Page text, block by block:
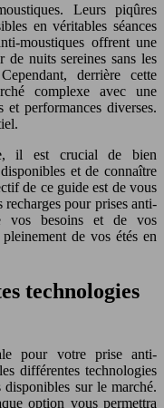
Leurs piqûres
en véritables séances
moustiques offrent une
nuits sereines sans les
derrière cette
complexe avec une
performances diverses.
il est crucial de bien
et de connaître
de ce guide est de vous
pour prises anti-
vos besoins et de vos
de vos étés en
technologies
pour votre prise anti-
différentes technologies
disponibles sur le marché.
option vous permettra